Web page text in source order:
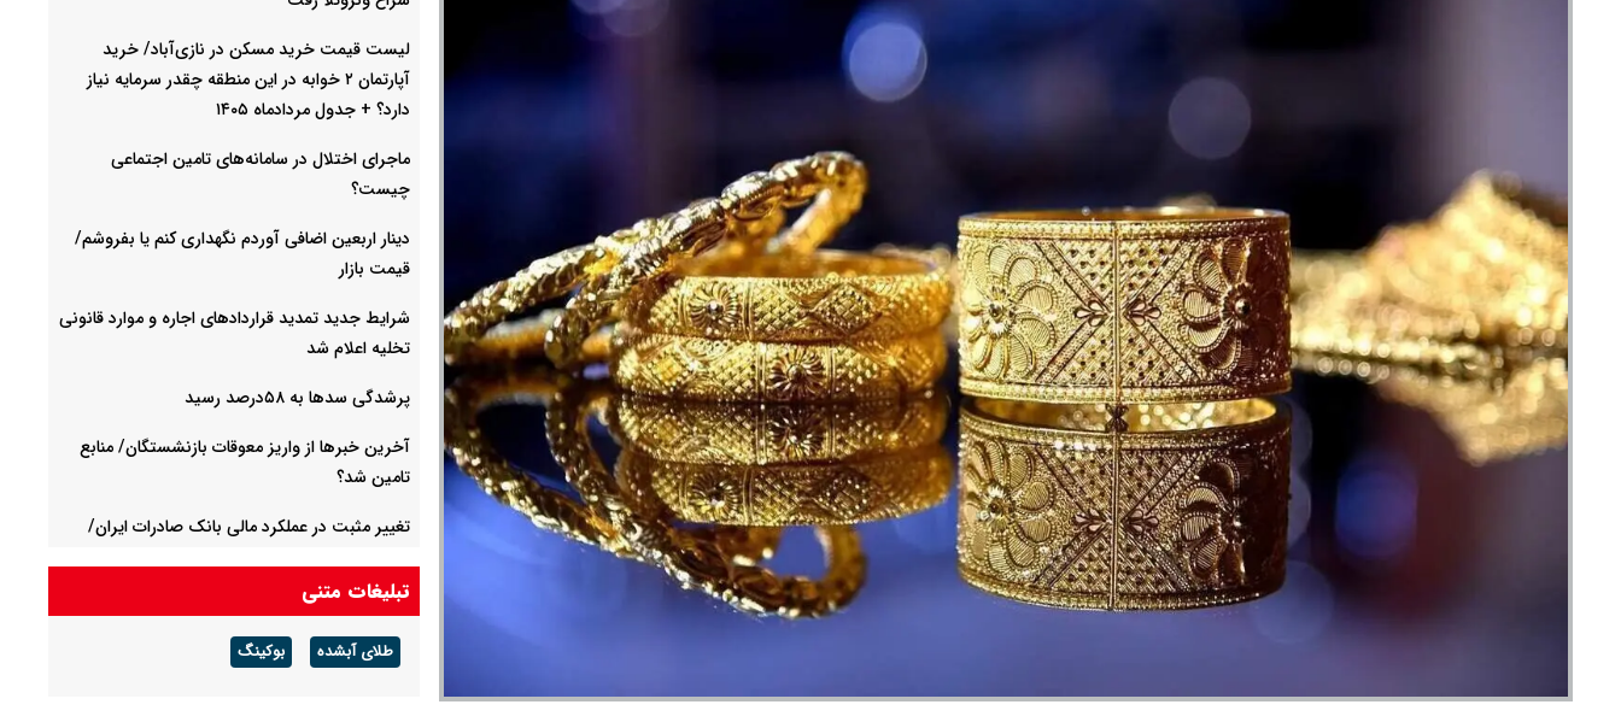
لیست قیمت خرید مسکن در نازی‌آباد/ خرید
آپارتمان ۲ خوابه در این منطقه چقدر سرمایه نیاز
دارد؟ + جدول مردادماه ۱۴۰۵
ماجرای اختلال در سامانه‌های تامین اجتماعی
چیست؟
دینار اربعین اضافی آوردم نگهداری کنم یا بفروشم/
قیمت بازار
شرایط جدید تمدید قراردادهای اجاره و موارد قانونی
تخلیه اعلام شد
پرشدگی سدها به ۵۸درصد رسید
آخرین خبرها از واریز معوقات بازنشستگان/ منابع
تامین شد؟
تغییر مثبت در عملکرد مالی بانک صادرات ایران/
شرط جدید بازنشستگی اعلام شد + جزئیات
تبلیغات متنی
طلای آبشده بوکینگ